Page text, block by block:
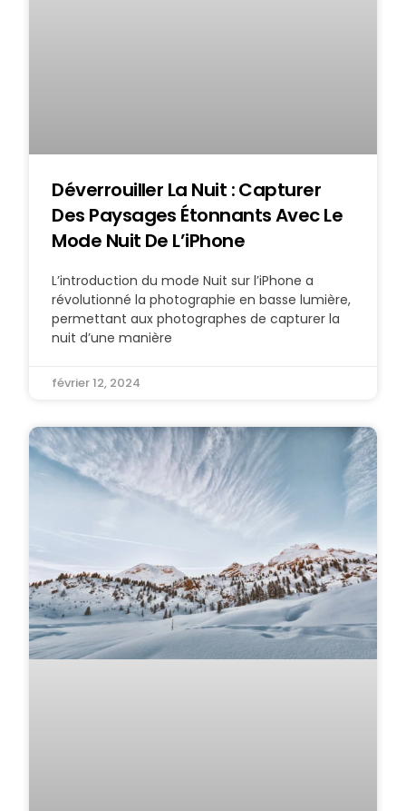
Déverrouiller La Nuit : Capturer
Des Paysages Étonnants Avec Le
Mode Nuit De L’iPhone
L’introduction du mode Nuit sur l’iPhone a
révolutionné la photographie en basse lumière,
permettant aux photographes de capturer la
nuit d’une manière
février 12, 2024